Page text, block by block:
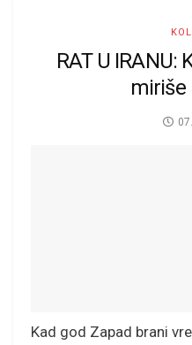
RAT U
miriše
Kad god Zapad brani